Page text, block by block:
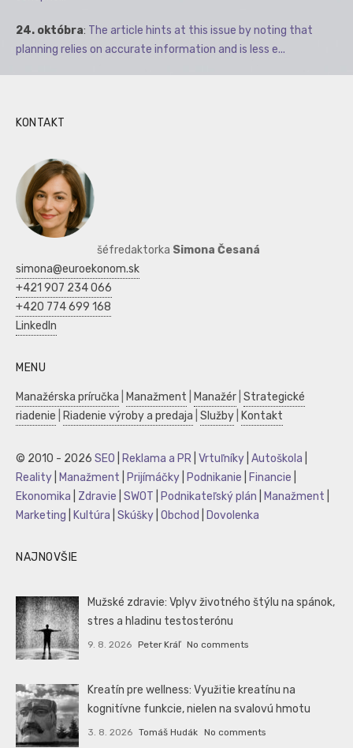
24. októbra: The article hints at this issue by noting that
planning relies on accurate information and is less e...
KONTAKT
šéfredaktorka Simona Česaná
simona@euroekonom.sk
+421 907 234 066
+420 774 699 168
LinkedIn
MENU
Manažérska príručka Manažment Manažér Strategické
riadenie
Riadenie výroby a predaja Služby Kontakt
© 2010 - 2026 SEO Reklama a PR Vrtuľníky Autoškola
Reality
Manažment Prijímáčky Podnikanie Financie
Ekonomika
Zdravie SWOT Podnikateľský plán Manažment
Marketing
Kultúra Skúšky Obchod Dovolenka
NAJNOVŠIE
Mužské zdravie: Vplyv životného štýlu na spánok,
stres a hladinu testosterónu
9. 8. 2026 Peter Kráľ No comments
Kreatín pre wellness: Využitie kreatínu na
kognitívne funkcie, nielen na svalovú hmotu
3. 8. 2026 Tomáš Hudák No comments